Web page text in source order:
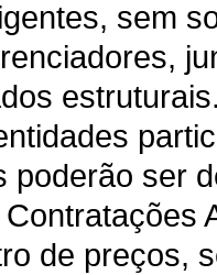
sem
poderão ser
de preços,